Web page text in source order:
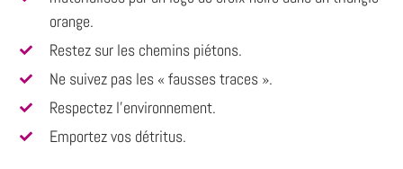
orange.
Restez sur les chemins piétons.
Ne suivez pas les « fausses traces ».
Respectez l’environnement.
Emportez vos détritus.